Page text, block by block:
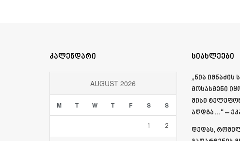
კალენდარი
AUGUST 2026
M T W T F S S
1 2
სიახლეები
„ნია
მოსასმენი
მისი
აღდგა…“ –
დედას,